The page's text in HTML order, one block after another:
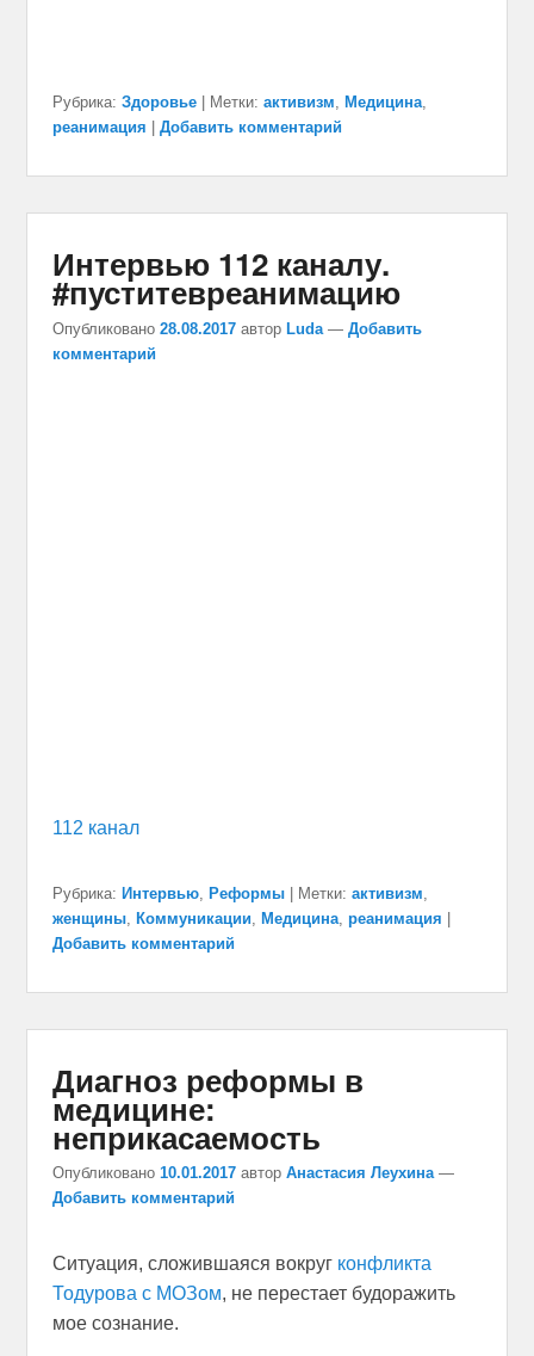
Рубрика: Здоровье Метки: активизм Медицина,
реанимация
Добавить комментарий
Интервью 112 каналу.
#пуститевреанимацию
Опубликовано 28.08.2017 автор Luda — Добавить
комментарий
112 канал
Рубрика: Интервью, Реформы | Метки: активизм
женщины, Коммуникации Медицина, реанимация |
Добавить комментарий
Диагноз реформы в
медицине:
неприкасаемость
Опубликовано 10.01.2017 автор Анастасия Леухина —
Добавить комментарий
Ситуация, сложившаяся вокруг конфликта
Тодурова с МОЗом, не перестает будоражить
мое сознание.